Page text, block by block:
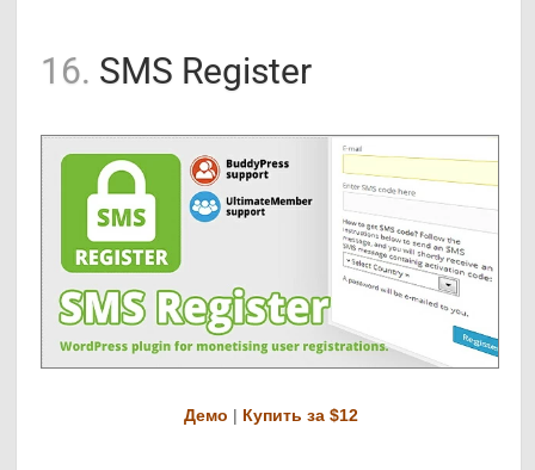
16. SMS Register
Демо | Купить за $12